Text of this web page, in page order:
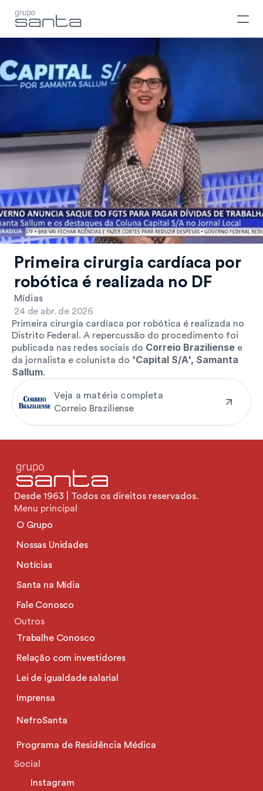
Primeira cirurgia cardíaca por
robótica é realizada no DF
Mídias
24 de abr. de 2026
Primeira cirurgia cardíaca por robótica é realizada no
Distrito Federal. A repercussão do procedimento foi
publicada nas redes sociais do Correio Braziliense e
da jornalista e colunista do 'Capital S/A', Samanta
Sallum.
Veja a matéria completa
Correio Braziliense
Desde 1963 | Todos os direitos reservados.
Menu principal
O Grupo
Nossas Unidades
Notícias
Santa na Mídia
Fale Conosco
Outros
Trabalhe Conosco
Relação com investidores
Lei de igualdade salarial
Imprensa
NefroSanta
Programa de Residência Médica
Social
Instagram